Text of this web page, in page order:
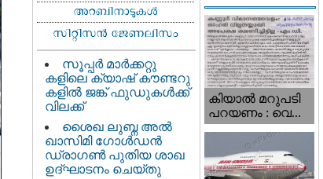
സൂപ്പർ മാർക്കറ്റു
കളിലെ ക്യാഷ് കൗണ്ടറു
കളിൽ ജങ്ക് ഫുഡുകൾക്ക്
വിലക്ക്
ശൈഖ ലുബ്ന അൽ
ഖാസിമി ഗോൾഡൻ
ഡ്രാഗൺ പുതിയ ശാഖ
ഉദ്ഘാടനം ചെയ്തു
കിയാല്‍ മറുപടി
പറയണം : വെ...